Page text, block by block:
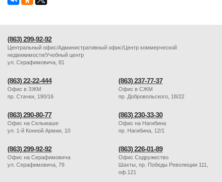
(863) 299-92-92
Центральный офис/Административный офис/Центр коммерческой
недвижимости/Учебный центр
ул. Серафимовича, 81
(863) 22-22-444
Офис в ЗЖМ
пр. Стачки, 190/16
(863) 237-77-37
Офис в СЖМ
пр. Добровольского, 18/22
(863) 290-80-77
Офис на Сельмаше
ул. 1-й Конной Армии, 10
(863) 230-33-30
Офис на Нагибина
пр. Нагибина, 12/1
(863) 299-92-92
Офис на Серафимовича
ул. Серафимовича, 79
(863) 226-01-89
Офис Содружество
Шахты, пр. Победы Революции 111,
оф.121